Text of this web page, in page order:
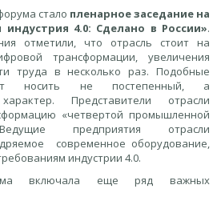
стало пленарное заседание на
4.0: Сделано в России».
отметили, что отрасль стоит на
трансформации, увеличения
труда в несколько раз. Подобные
носить не постепенный, а
Представители отрасли
«четвертой промышленной
предприятия отрасли
современное оборудование,
индустрии 4.0.
включала еще ряд важных